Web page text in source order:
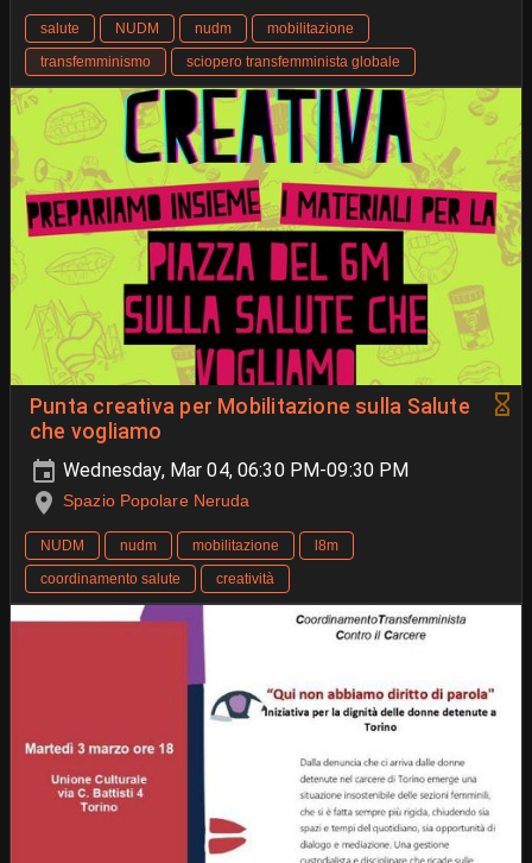
salute NUDM nudm
mobilitazione
transfemminismo
sciopero transfemminista globale
Punta creativa per Mobilitazione sulla Salute
che vogliamo
Wednesday, Mar 04, 06:30 PM-09:30 PM
Spazio Popolare Neruda
NUDM nudm mobilitazione
l8m
coordinamento salute
creatività